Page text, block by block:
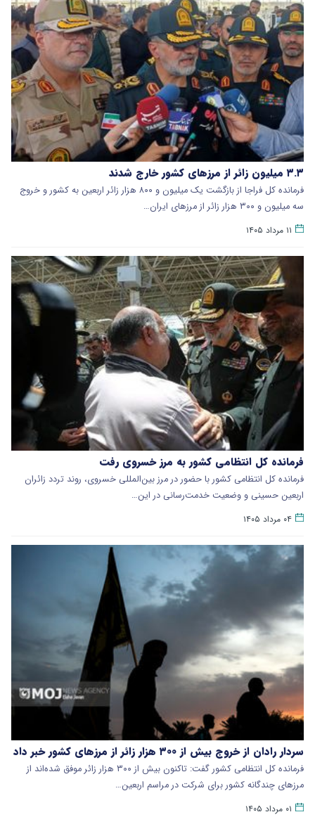
۳.۳ میلیون زائر از مرزهای کشور خارج شدند
فرمانده کل فراجا از بازگشت یک میلیون و ۸۰۰ هزار زائر اربعین به کشور و خروج
سه میلیون و ۳۰۰ هزار زائر از مرزهای ایران…
۱۱ مرداد ۱۴۰۵
فرمانده کل انتظامی کشور به مرز خسروی رفت
فرمانده کل انتظامی کشور با حضور در مرز بین‌المللی خسروی، روند تردد زائران
اربعین حسینی و وضعیت خدمت‌رسانی در این…
۰۴ مرداد ۱۴۰۵
سردار رادان از خروج بیش از ۳۰۰ هزار زائر از مرزهای کشور خبر داد
فرمانده کل انتظامی کشور گفت: تاکنون بیش از ۳۰۰ هزار زائر موفق شده‌اند از
مرزهای چندگانه کشور برای شرکت در مراسم اربعین…
۰۱ مرداد ۱۴۰۵